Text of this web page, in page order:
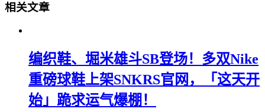
相关文章
编织鞋、堀米雄斗SB登场！多双Nike
重磅球鞋上架SNKRS官网，「这天开
始」跪求运气爆棚！